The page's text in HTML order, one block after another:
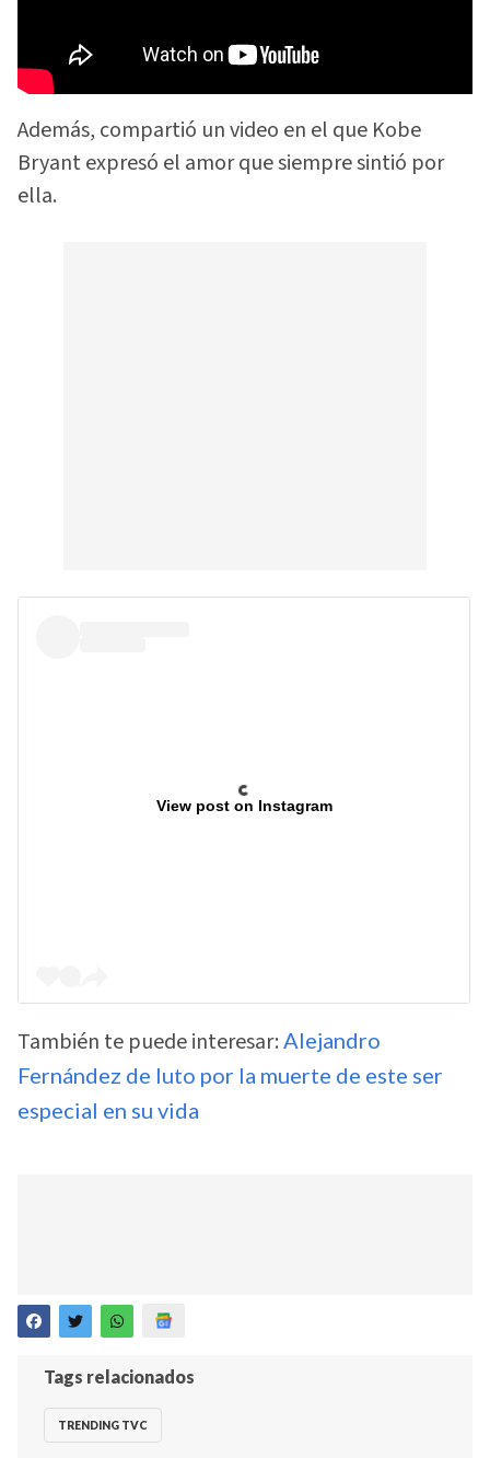
Además, compartió un video en el que Kobe
Bryant expresó el amor que siempre sintió por
ella.
View post on Instagram
También te puede interesar: Alejandro
Fernández de luto por la muerte de este ser
especial en su vida
Tags relacionados
TRENDING TVC